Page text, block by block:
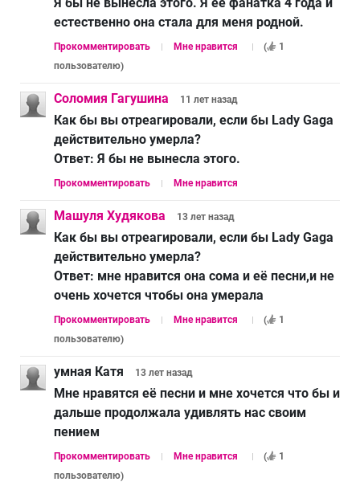
естественно она стала для меня родной.
Прокомментировать Мне нравится (
1
пользователю)
Соломия Гагушина 11 лет назад
Как бы вы отреагировали, если бы Lady Gaga
действительно умерла?
Ответ: Я бы не вынесла этого.
Прокомментировать Мне нравится
Машуля Худякова 13 лет назад
Как бы вы отреагировали, если бы Lady Gaga
действительно умерла?
Ответ: мне нравится она сома и её песни,и не
очень хочется чтобы она умерала
Прокомментировать Мне нравится (
1
пользователю)
умная Катя 13 лет назад
Мне нравятся её песни и мне хочется что бы и
дальше продолжала удивлять нас своим
пением
Прокомментировать Мне нравится (
1
пользователю)